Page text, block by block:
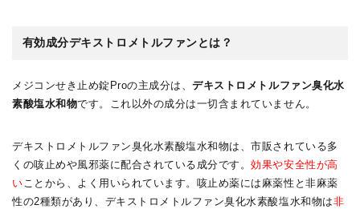
有効成分デキストロメトルファンとは？
メジコンせき止め錠Proの主成分は、デキストロメトルファン臭化水
素酸塩水和物です。これ以外の成分は一切含まれていません。
デキストロメトルファン臭化水素酸塩水和物は、市販されている多
くの咳止めや風邪薬に配合されている成分です。効果や安全性が高
いことから、よく用いられています。咳止め薬には麻薬性と非麻薬
性の2種類があり、デキストロメトルファン臭化水素酸塩水和物は非